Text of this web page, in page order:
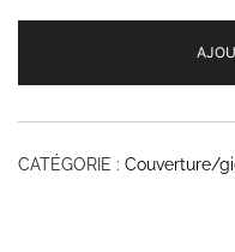
CATÉGORIE : Couverture/